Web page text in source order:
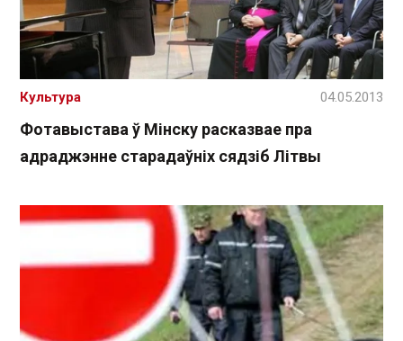
Фотавыстава ў Мінску расказвае пра
адраджэнне старадаўніх сядзіб Літвы
Культура 04.05.2013